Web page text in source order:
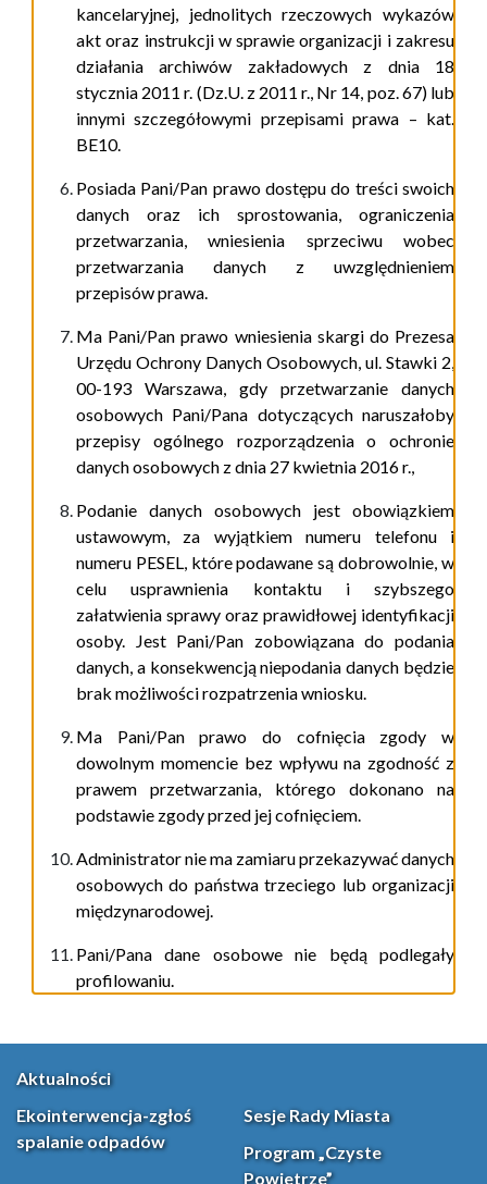
kancelaryjnej, jednolitych rzeczowych wykazów
akt oraz instrukcji w sprawie organizacji i zakresu
działania archiwów zakładowych z dnia 18
stycznia 2011 r. (Dz.U. z 2011 r., Nr 14, poz. 67) lub
innymi szczegółowymi przepisami prawa – kat.
BE10.
Posiada Pani/Pan prawo dostępu do treści swoich
danych oraz ich sprostowania, ograniczenia
przetwarzania, wniesienia sprzeciwu wobec
przetwarzania danych z uwzględnieniem
przepisów prawa.
Ma Pani/Pan prawo wniesienia skargi do Prezesa
Urzędu Ochrony Danych Osobowych, ul. Stawki 2,
00-193 Warszawa, gdy przetwarzanie danych
osobowych Pani/Pana dotyczących naruszałoby
przepisy ogólnego rozporządzenia o ochronie
danych osobowych z dnia 27 kwietnia 2016 r.,
Podanie danych osobowych jest obowiązkiem
ustawowym, za wyjątkiem numeru telefonu i
numeru PESEL, które podawane są dobrowolnie, w
celu usprawnienia kontaktu i szybszego
załatwienia sprawy oraz prawidłowej identyfikacji
osoby. Jest Pani/Pan zobowiązana do podania
danych, a konsekwencją niepodania danych będzie
brak możliwości rozpatrzenia wniosku.
Ma Pani/Pan prawo do cofnięcia zgody w
dowolnym momencie bez wpływu na zgodność z
prawem przetwarzania, którego dokonano na
podstawie zgody przed jej cofnięciem.
Administrator nie ma zamiaru przekazywać danych
osobowych do państwa trzeciego lub organizacji
międzynarodowej.
Pani/Pana dane osobowe nie będą podlegały
profilowaniu.
Aktualności
Ekointerwencja-zgłoś
spalanie odpadów
Sesje Rady Miasta
Program „Czyste
Powietrze”